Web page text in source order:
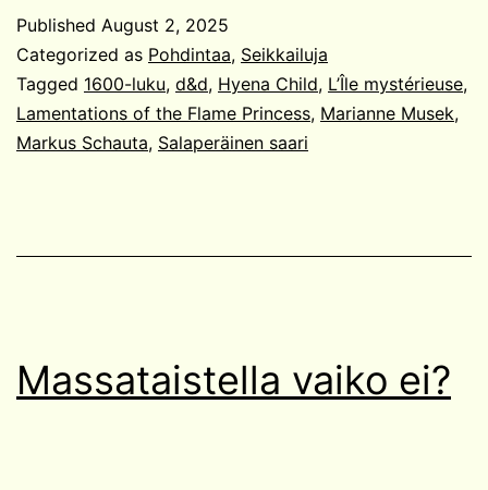
Published August 2, 2025
Categorized as Pohdintaa, Seikkailuja
Tagged 1600-luku, d&d, Hyena Child, L’Île mystérieuse,
Lamentations of the Flame Princess, Marianne Musek,
Markus Schauta, Salaperäinen saari
Massataistella vaiko ei?